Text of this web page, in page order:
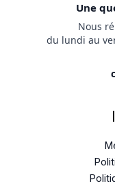
Une
Nous
du lundi au